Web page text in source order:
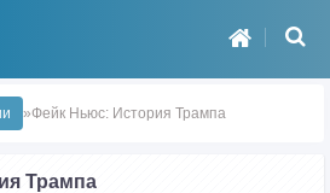
»Фейк Ньюс: История Трампа
Трампа